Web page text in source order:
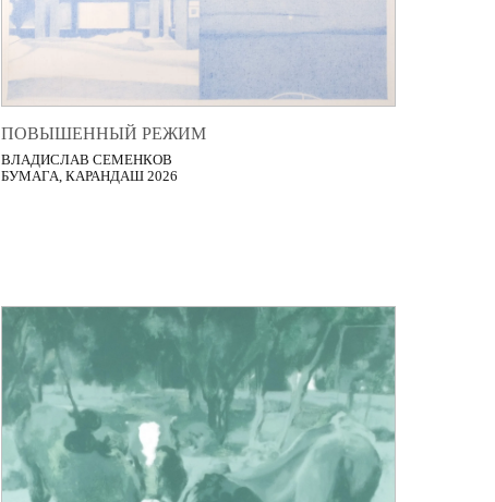
ПОВЫШЕННЫЙ РЕЖИМ
ВЛАДИСЛАВ СЕМЕНКОВ
БУМАГА, КАРАНДАШ 2026